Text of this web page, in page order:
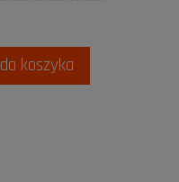
do koszyka